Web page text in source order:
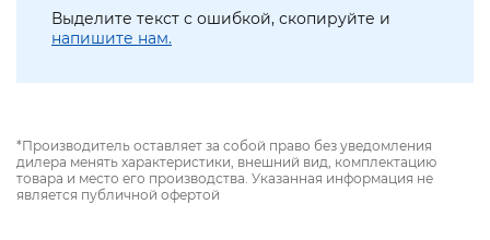
Выделите текст с ошибкой, скопируйте и
напишите нам.
*Производитель оставляет за собой право без уведомления
дилера менять характеристики, внешний вид, комплектацию
товара и место его производства. Указанная информация не
является публичной офертой